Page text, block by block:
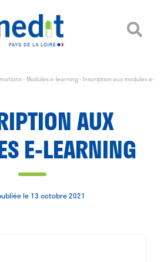
- Modules e-learning- Inscription aux modules e-
AUX
E-LEARNING
le 13 octobre 2021